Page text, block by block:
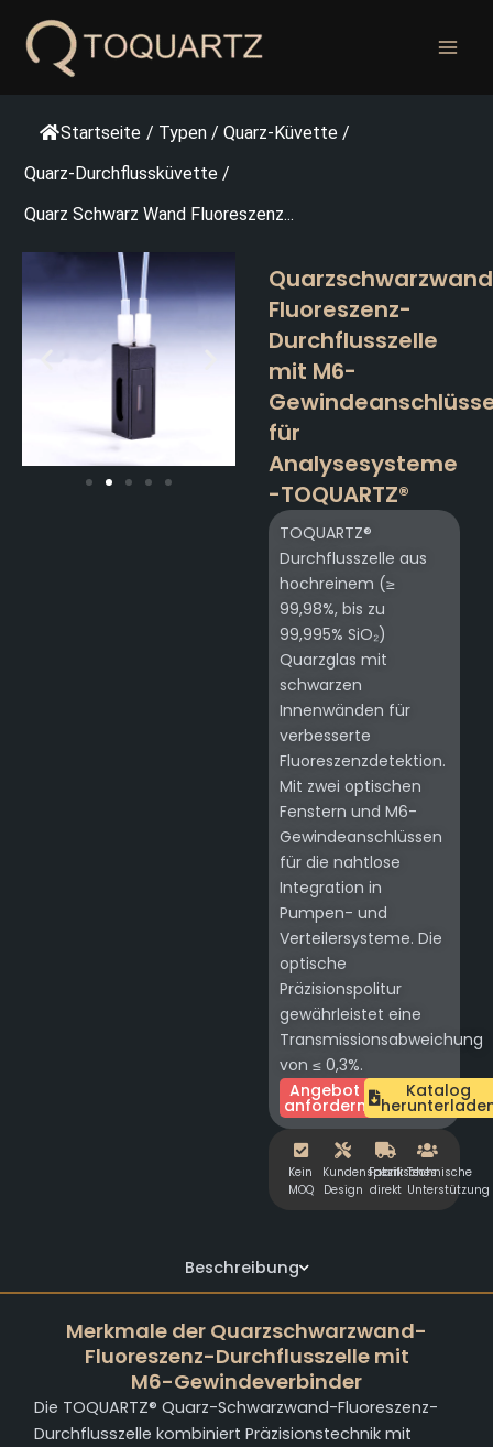
Inhalt
springen
Startseite / Typen / Quarz-Küvette /
Quarz-Durchflussküvette /
Quarz Schwarz Wand Fluoreszenz...
Fluoreszenz-
Durchflusszelle
mit M6-
für
Analysesysteme
-TOQUARTZ®
TOQUARTZ®
Durchflusszelle aus
hochreinem (≥
99,98%, bis zu
99,995% SiO₂)
Quarzglas mit
schwarzen
Innenwänden für
verbesserte
Fluoreszenzdetektion.
Mit zwei optischen
Fenstern und M6-
Gewindeanschlüssen
für die nahtlose
Integration in
Pumpen- und
Verteilersysteme. Die
optische
Präzisionspolitur
gewährleistet eine
Transmissionsabweichung
von ≤ 0,3%.
Angebot
anfordern
Katalog
Kein
MOQ
Kundenspezifisches
Design
Fabrik
direkt
Technische
Unterstützung
Beschreibung
Merkmale der Quarzschwarzwand-
Fluoreszenz-Durchflusszelle mit
M6-Gewindeverbinder
Die TOQUARTZ® Quarz-Schwarzwand-Fluoreszenz-
Durchflusszelle kombiniert Präzisionstechnik mit